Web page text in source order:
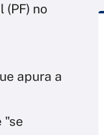
no
apura a
"se